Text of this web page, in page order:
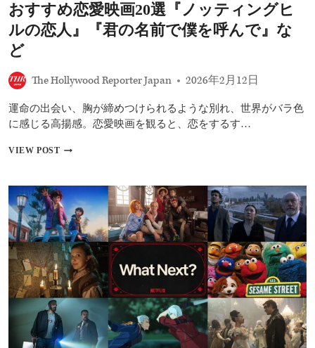
ス
タ
ジ
ENM
掛
け
緻
世
界
戦
略
に
迫
る
おすすめ恋愛映画20選『ノッティングヒ
ルの恋人』『君の名前で僕を呼んで』な
ど
The Hollywood Reporter Japan 2026年2月12日
運命の出会い、胸が締めつけられるような別れ、世界がバラ色
に感じる高揚感。恋愛映画を観ると、恋をするす…
VIEW POST【2026
レ
ン
タ
イ
ン
デ
ー
に
観
た
い！
お
す